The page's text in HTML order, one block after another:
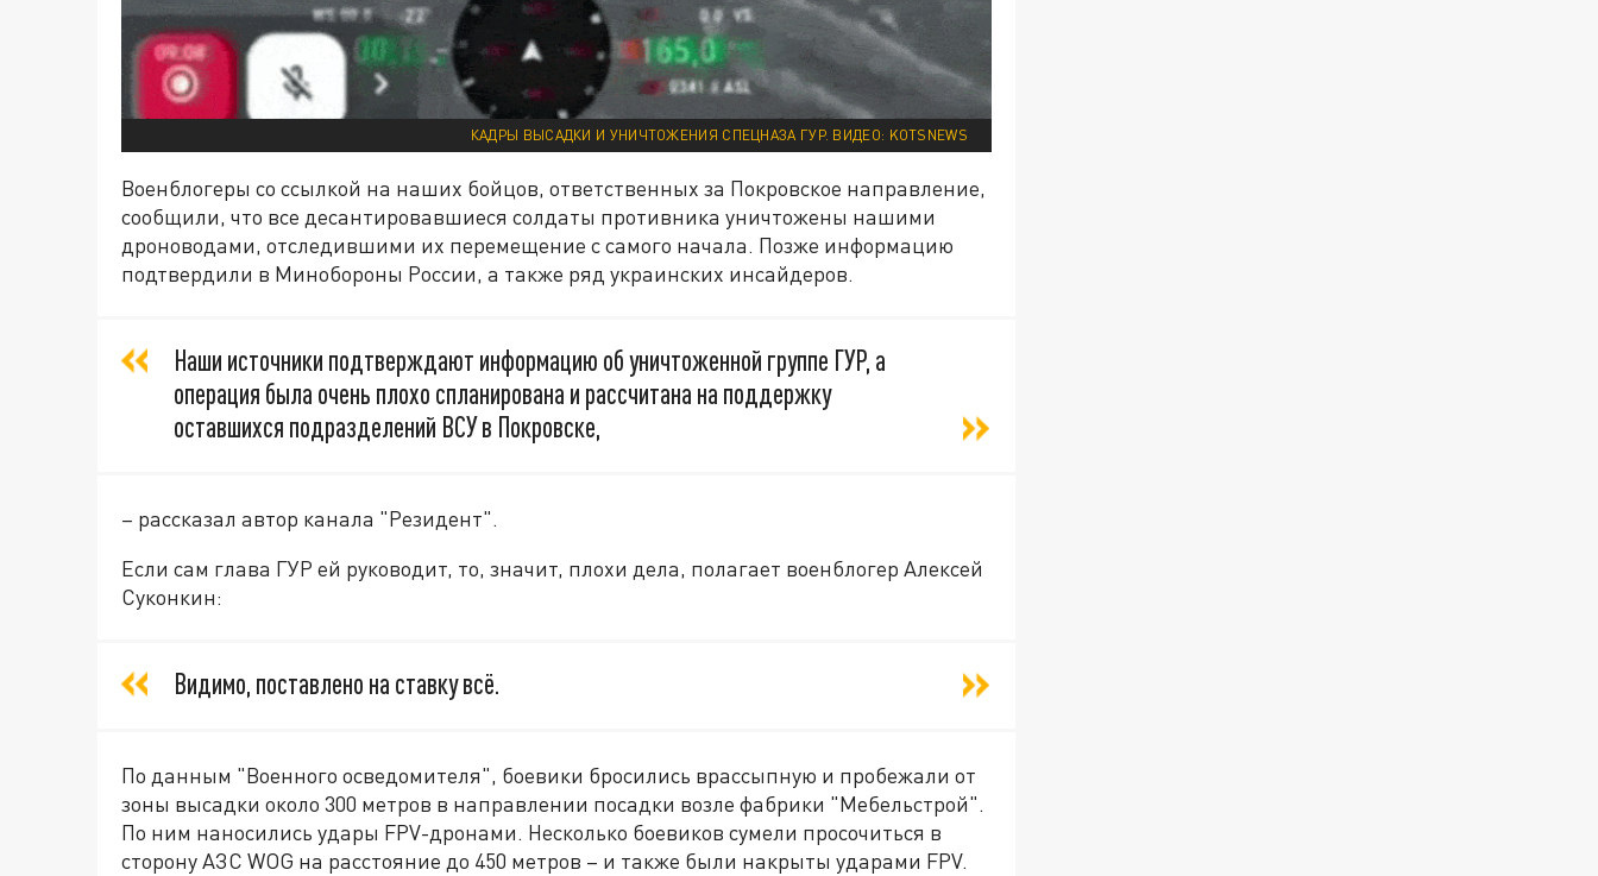
КАДРЫ ВЫСАДКИ И УНИЧТОЖЕНИЯ СПЕЦНАЗА ГУР. ВИДЕО: KOTSNEWS
Военблогеры со ссылкой на наших бойцов, ответственных за Покровское направление,
сообщили, что все десантировавшиеся солдаты противника уничтожены нашими
дроноводами, отследившими их перемещение с самого начала. Позже информацию
подтвердили в Минобороны России, а также ряд украинских инсайдеров.
Наши источники подтверждают информацию об уничтоженной группе ГУР, а
операция была очень плохо спланирована и рассчитана на поддержку
оставшихся подразделений ВСУ в Покровске,
– рассказал автор канала "Резидент".
Если сам глава ГУР ей руководит, то, значит, плохи дела, полагает военблогер Алексей
Суконкин:
Видимо, поставлено на ставку всё.
По данным "Военного осведомителя", боевики бросились врассыпную и пробежали от
зоны высадки около 300 метров в направлении посадки возле фабрики "Мебельстрой".
По ним наносились удары FPV-дронами. Несколько боевиков сумели просочиться в
сторону АЗС WOG на расстояние до 450 метров – и также были накрыты ударами FPV.